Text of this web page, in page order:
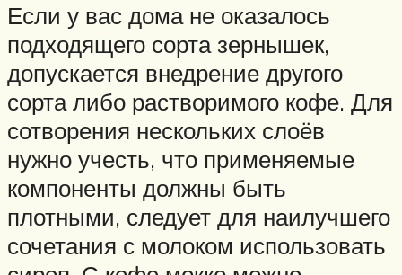
Если у вас дома не оказалось
подходящего сорта зернышек,
допускается внедрение другого
сорта либо растворимого кофе. Для
сотворения нескольких слоёв
нужно учесть, что применяемые
компоненты должны быть
плотными, следует для наилучшего
сочетания с молоком использовать